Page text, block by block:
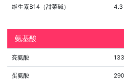
维生素B14（甜菜碱） 4.3
氨基酸
亮氨酸
蛋氨酸 290